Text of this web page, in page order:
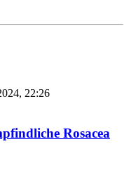
22:26
Rosacea